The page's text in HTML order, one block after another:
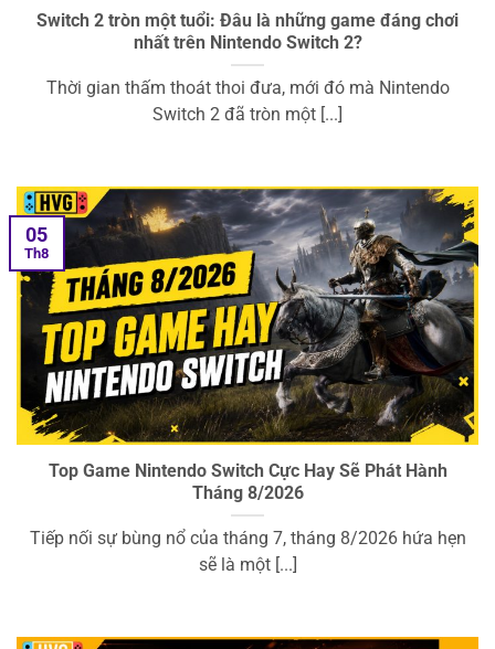
Switch 2 tròn một tuổi: Đâu là những game đáng chơi
nhất trên Nintendo Switch 2?
Thời gian thấm thoát thoi đưa, mới đó mà Nintendo
Switch 2 đã tròn một [...]
Top Game Nintendo Switch Cực Hay Sẽ Phát Hành
Tháng 8/2026
Tiếp nối sự bùng nổ của tháng 7, tháng 8/2026 hứa hẹn
sẽ là một [...]
05
Th8